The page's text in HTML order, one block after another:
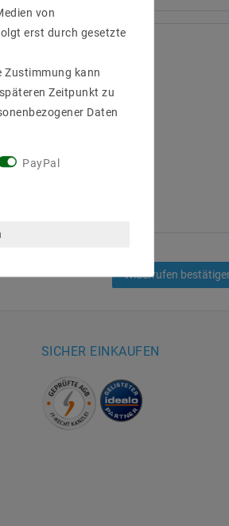
Widerrufen
SICHER EINKAUFEN
von
erst durch gesetzte
Zustimmung kann
Zeitpunkt zu
Daten
PayPal